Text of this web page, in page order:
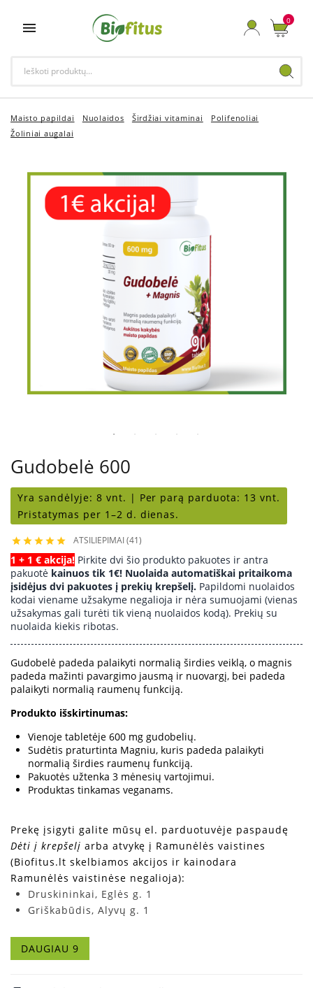
 0
Maisto papildai Nuolaidos Širdžiai vitaminai
Polifenoliai
Žoliniai augalai
Gudobelė 600
Yra sandėlyje: 8 vnt. | Per parą parduota: 13 vnt.
Pristatymas per 1–2 d. dienas.
     ATSILIEPIMAI (41)
1 + 1 € akcija! Pirkite dvi šio produkto pakuotes ir antra
pakuotė kainuos tik 1€! Nuolaida automatiškai pritaikoma
įsidėjus dvi pakuotes į prekių krepšelį. Papildomi nuolaidos
kodai viename užsakyme negalioja ir nėra sumuojami (vienas
užsakymas gali turėti tik vieną nuolaidos kodą). Prekių su
nuolaida kiekis ribotas.
Gudobelė padeda palaikyti normalią širdies veiklą, o magnis
padeda mažinti pavargimo jausmą ir nuovargį, bei padeda
palaikyti normalią raumenų funkciją.
Produkto išskirtinumas:
Vienoje tabletėje 600 mg gudobelių.
Sudėtis praturtinta Magniu, kuris padeda palaikyti
normalią širdies raumenų funkciją.
Pakuotės užtenka 3 mėnesių vartojimui.
Produktas tinkamas veganams.
Prekę įsigyti galite mūsų el. parduotuvėje paspaudę
Dėti į krepšelį arba atvykę į Ramunėlės vaistines
(Biofitus.lt skelbiamos akcijos ir kainodara
Ramunėlės vaistinėse negalioja):
Druskininkai, Eglės g. 1
Griškabūdis, Alyvų g. 1
Kaunas, V. Krėvės pr. 43
Klaipėda, Mokyklos g. 13
DAUGIAU 9